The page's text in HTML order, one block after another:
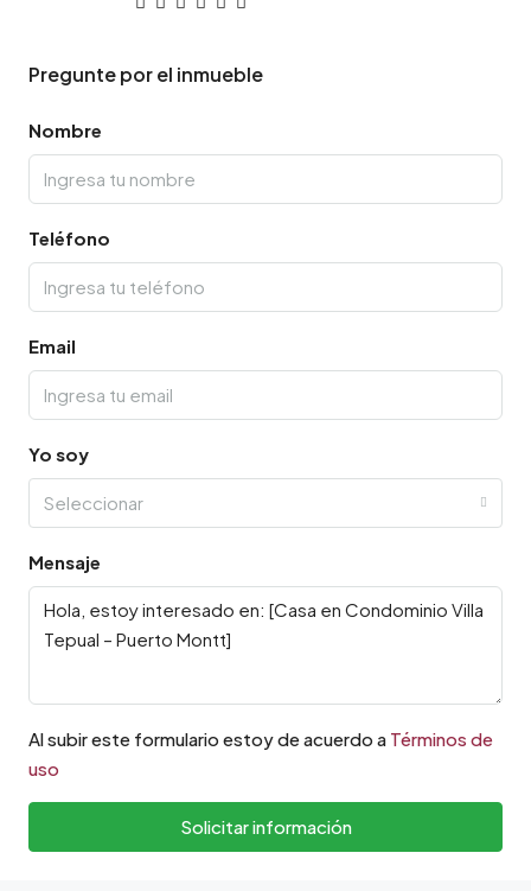
Pregunte por el inmueble
Nombre
Teléfono
Email
Yo soy
Seleccionar
Mensaje
Al subir este formulario estoy de acuerdo a Términos de
uso
Solicitar información